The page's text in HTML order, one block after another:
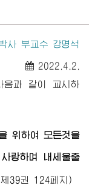
사 부교수 강명석
2022.4.2.
음과 같이 교시하
위하여 모든것을
랑하며 내세울줄
제39권 124페지)